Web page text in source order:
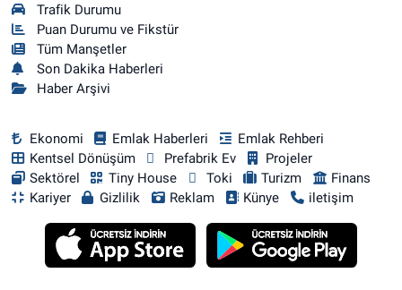
Trafik Durumu
Puan Durumu ve Fikstür
Tüm Manşetler
Son Dakika Haberleri
Haber Arşivi
Ekonomi Emlak Haberleri
Emlak Rehberi
Kentsel Dönüşüm
Prefabrik Ev
Projeler
Sektörel
Tiny House Toki Turizm
Finans
Kariyer
Gizlilik Reklam Künye iletişim